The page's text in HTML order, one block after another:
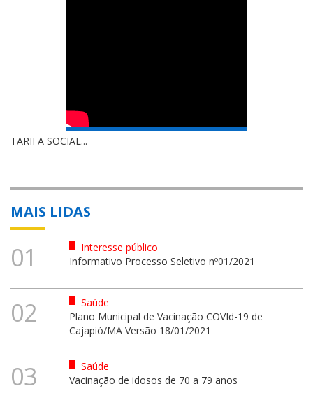
TARIFA SOCIAL...
MAIS LIDAS
01
Interesse público
Informativo Processo Seletivo nº01/2021
02
Saúde
Plano Municipal de Vacinação COVId-19 de
Cajapió/MA Versão 18/01/2021
03
Saúde
Vacinação de idosos de 70 a 79 anos